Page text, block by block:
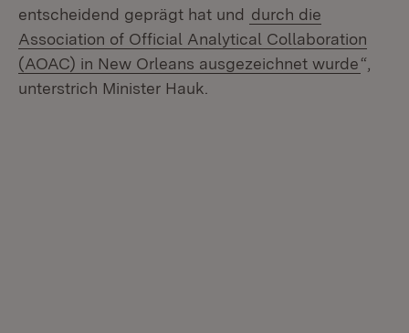
entscheidend geprägt hat und durch die
Association of Official Analytical Collaboration
(AOAC) in New Orleans ausgezeichnet wurde“,
unterstrich Minister Hauk.